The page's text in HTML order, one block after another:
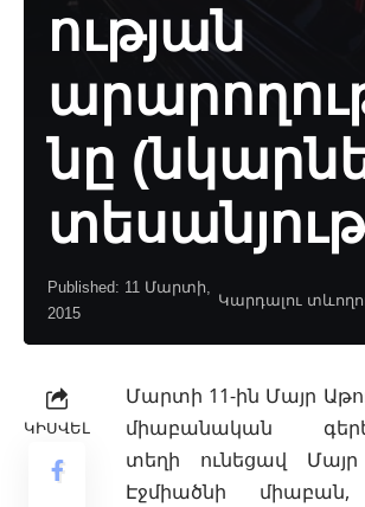
ության
նը
Published: 11 Մարտի,
2015
Կարդալու
ԿԻՍՎԵԼ
Մարտի 11-ին Մայր
միաբանական
տեղի ունեցավ
Էջմիածնի միաբան,